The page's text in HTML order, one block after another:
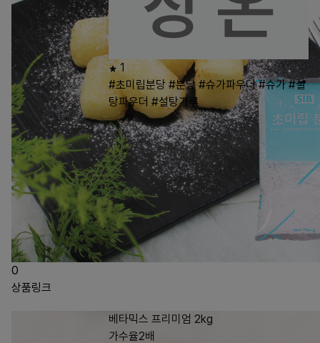
0
1
#초미립분당 #분당 #슈가파우더 #슈가 #설
탕파우더 #설탕가루
상품링크
베타믹스 프리미엄 2kg
가수율2배